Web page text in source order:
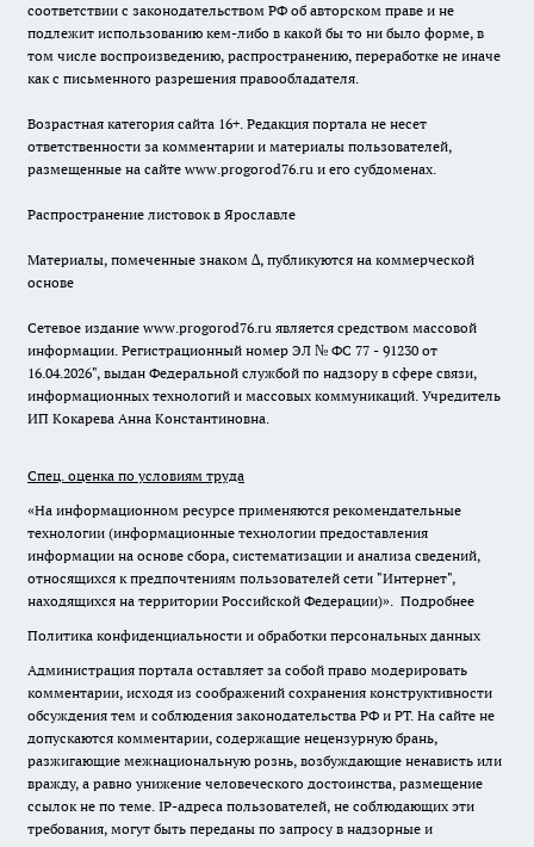
соответствии с законодательством РФ об авторском праве и не
подлежит использованию кем-либо в какой бы то ни было форме, в
том числе воспроизведению, распространению, переработке не иначе
как с письменного разрешения правообладателя.
Возрастная категория сайта 16+. Редакция портала не несет
ответственности за комментарии и материалы пользователей,
размещенные на сайте www.progorod76.ru и его субдоменах.
Распространение листовок в Ярославле
Материалы, помеченные знаком ∆, публикуются на коммерческой
основе
Сетевое издание www.progorod76.ru является средством массовой
информации. Регистрационный номер ЭЛ № ФС 77 - 91230 от
16.04.2026", выдан Федеральной службой по надзору в сфере связи,
информационных технологий и массовых коммуникаций. Учредитель
ИП Кокарева Анна Константиновна.
Спец. оценка по условиям труда
«На информационном ресурсе применяются рекомендательные
технологии (информационные технологии предоставления
информации на основе сбора, систематизации и анализа сведений,
относящихся к предпочтениям пользователей сети "Интернет",
находящихся на территории Российской Федерации)». Подробнее
Политика конфиденциальности и обработки персональных данных
Администрация портала оставляет за собой право модерировать
комментарии, исходя из соображений сохранения конструктивности
обсуждения тем и соблюдения законодательства РФ и РТ. На сайте не
допускаются комментарии, содержащие нецензурную брань,
разжигающие межнациональную рознь, возбуждающие ненависть или
вражду, а равно унижение человеческого достоинства, размещение
ссылок не по теме. IP-адреса пользователей, не соблюдающих эти
требования, могут быть переданы по запросу в надзорные и